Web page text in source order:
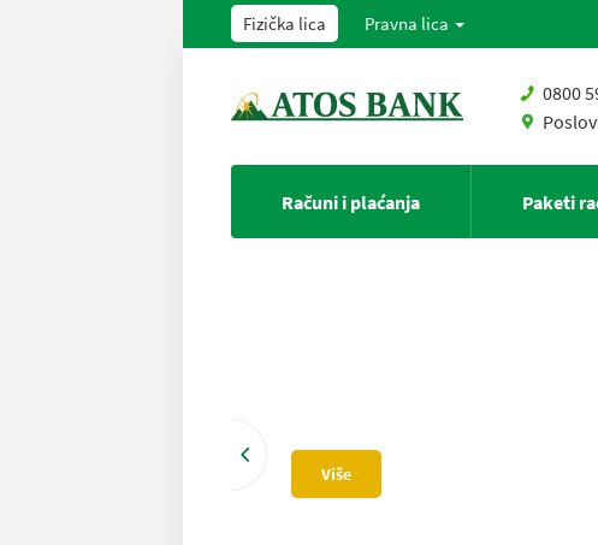
Fizička lica Pravna lica
0800
Računi i plaćanja Paketi
Više